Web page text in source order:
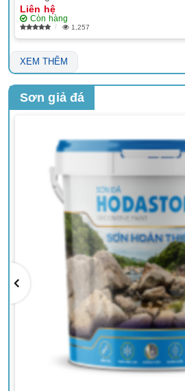
Liên hệ
Còn hàng
1,257
XEM THÊM
Sơn giả đá